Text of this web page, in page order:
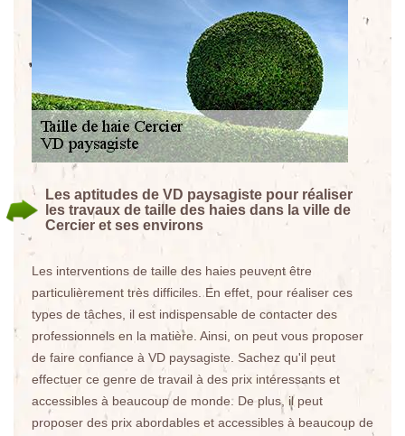
Les aptitudes de VD paysagiste pour réaliser
les travaux de taille des haies dans la ville de
Cercier et ses environs
Les interventions de taille des haies peuvent être
particulièrement très difficiles. En effet, pour réaliser ces
types de tâches, il est indispensable de contacter des
professionnels en la matière. Ainsi, on peut vous proposer
de faire confiance à VD paysagiste. Sachez qu'il peut
effectuer ce genre de travail à des prix intéressants et
accessibles à beaucoup de monde. De plus, il peut
proposer des prix abordables et accessibles à beaucoup de